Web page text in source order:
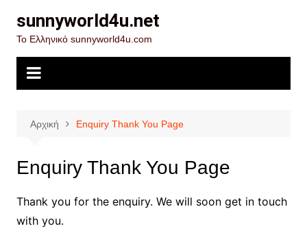
περιεχόμενο
sunnyworld4u.net
Το Ελληνικό sunnyworld4u.com
Αρχική Enquiry Thank You Page
Enquiry Thank You Page
Thank you for the enquiry. We will soon get in touch
with you.